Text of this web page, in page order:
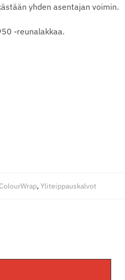
yhden asentajan voimin.
-reunalakkaa.
, Yliteippauskalvot